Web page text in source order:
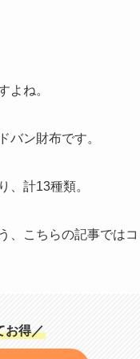
よね。
バン財布です。
、計13種類。
、こちらの記事では
お得／